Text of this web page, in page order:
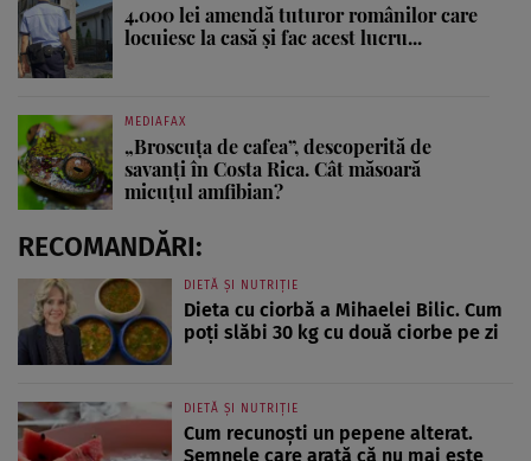
4.000 lei amendă tuturor românilor care
locuiesc la casă și fac acest lucru...
MEDIAFAX
„Broscuța de cafea”, descoperită de
savanți în Costa Rica. Cât măsoară
micuțul amfibian?
RECOMANDĂRI:
DIETĂ ȘI NUTRIȚIE
Dieta cu ciorbă a Mihaelei Bilic. Cum
poți slăbi 30 kg cu două ciorbe pe zi
DIETĂ ȘI NUTRIȚIE
Cum recunoști un pepene alterat.
Semnele care arată că nu mai este